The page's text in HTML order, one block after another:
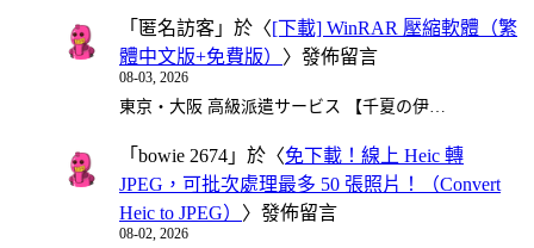
「 匿名訪客 」於〈[下載] WinRAR 壓縮軟體（繁
體中文版+免費版） 〉發佈留言
08-03, 2026
東京・大阪 高級派遣サービス 【千夏の伊…
「 bowie 2674 」於〈免下載！線上 Heic 轉
JPEG，可批次處理最多 50 張照片！（Convert
Heic to JPEG） 〉發佈留言
08-02, 2026